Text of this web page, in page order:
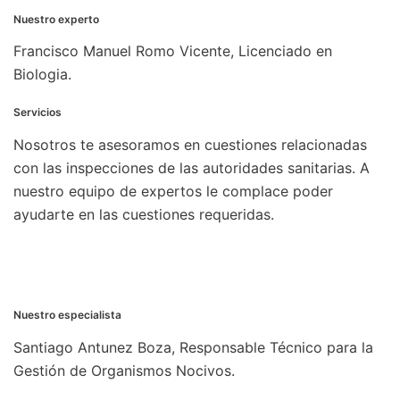
Nuestro experto
Francisco Manuel Romo Vicente, Licenciado en
Biologia.
Servicios
Nosotros te asesoramos en cuestiones relacionadas
con las inspecciones de las autoridades sanitarias. A
nuestro equipo de expertos le complace poder
ayudarte en las cuestiones requeridas.
Nuestro especialista
Santiago Antunez Boza, Responsable Técnico para la
Gestión de Organismos Nocivos.